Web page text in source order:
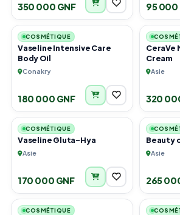
350 000 GNF 95 000
1
COSMÉTIQUE
Vaseline Intensive Care
Body Oil
Conakry
180 000 GNF
CeraVe
Cream
Asie
320
4
COSMÉTIQUE
Vaseline Gluta-Hya
Asie
170 000 GNF
Beauty
Asie
265
3
COSMÉTIQUE